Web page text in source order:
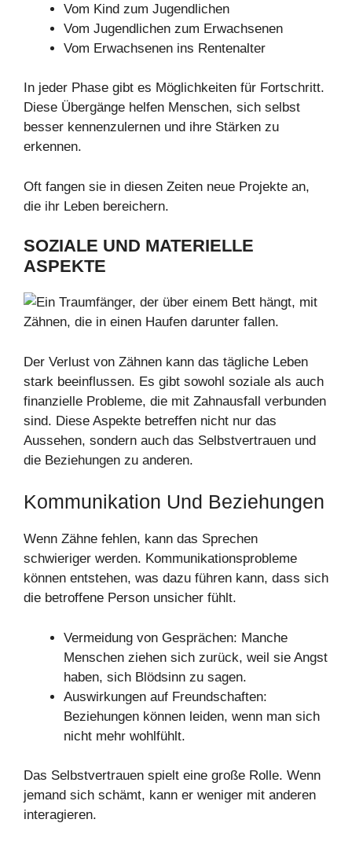
Vom Kind zum Jugendlichen
Vom Jugendlichen zum Erwachsenen
Vom Erwachsenen ins Rentenalter
In jeder Phase gibt es Möglichkeiten für Fortschritt.
Diese Übergänge helfen Menschen, sich selbst
besser kennenzulernen und ihre Stärken zu
erkennen.
Oft fangen sie in diesen Zeiten neue Projekte an,
die ihr Leben bereichern.
SOZIALE UND MATERIELLE
ASPEKTE
Der Verlust von Zähnen kann das tägliche Leben
stark beeinflussen. Es gibt sowohl soziale als auch
finanzielle Probleme, die mit Zahnausfall verbunden
sind. Diese Aspekte betreffen nicht nur das
Aussehen, sondern auch das Selbstvertrauen und
die Beziehungen zu anderen.
Kommunikation Und Beziehungen
Wenn Zähne fehlen, kann das Sprechen
schwieriger werden. Kommunikationsprobleme
können entstehen, was dazu führen kann, dass sich
die betroffene Person unsicher fühlt.
Vermeidung von Gesprächen: Manche
Menschen ziehen sich zurück, weil sie Angst
haben, sich Blödsinn zu sagen.
Auswirkungen auf Freundschaften:
Beziehungen können leiden, wenn man sich
nicht mehr wohlfühlt.
Das Selbstvertrauen spielt eine große Rolle. Wenn
jemand sich schämt, kann er weniger mit anderen
interagieren.